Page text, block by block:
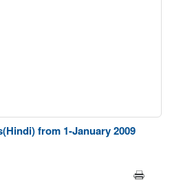
from 1-January 2009